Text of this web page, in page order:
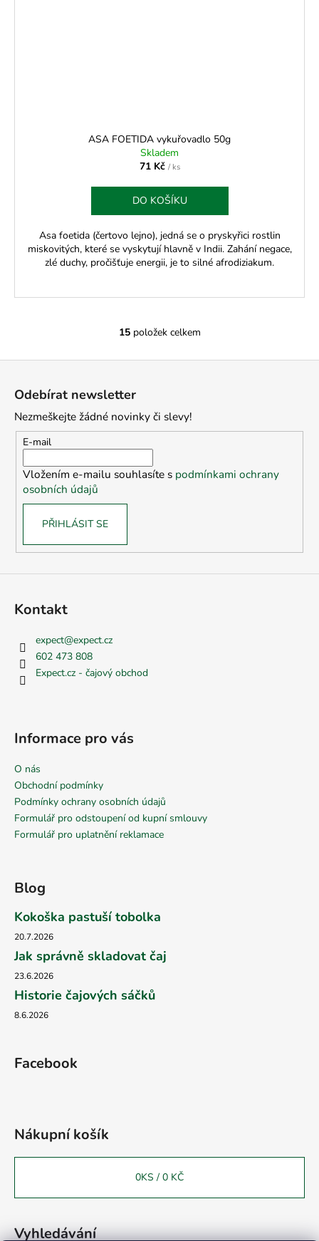
ASA FOETIDA vykuřovadlo 50g
Skladem
71 Kč / ks
DO KOŠÍKU
Asa foetida (čertovo lejno), jedná se o pryskyřici rostlin
miskovitých, které se vyskytují hlavně v Indii. Zahání negace,
zlé duchy, pročišťuje energii, je to silné afrodiziakum.
O
a
c
r
ý
p
15položek celkem
Odebírat newsletter
Nezmeškejte žádné novinky či slevy!
E-mail
Vložením e-mailu souhlasíte s podmínkami ochrany
osobních údajů
PŘIHLÁSIT SE
Kontakt
expect@expect.cz
602 473 808
Expect.cz - čajový obchod
Informace pro vás
O nás
Obchodní podmínky
Podmínky ochrany osobních údajů
Formulář pro odstoupení od kupní smlouvy
Formulář pro uplatnění reklamace
Blog
Kokoška pastuší tobolka
20.7.2026
Jak správně skladovat čaj
23.6.2026
Historie čajových sáčků
8.6.2026
Facebook
Nákupní košík
0KS / 0 KČ
Vyhledávání